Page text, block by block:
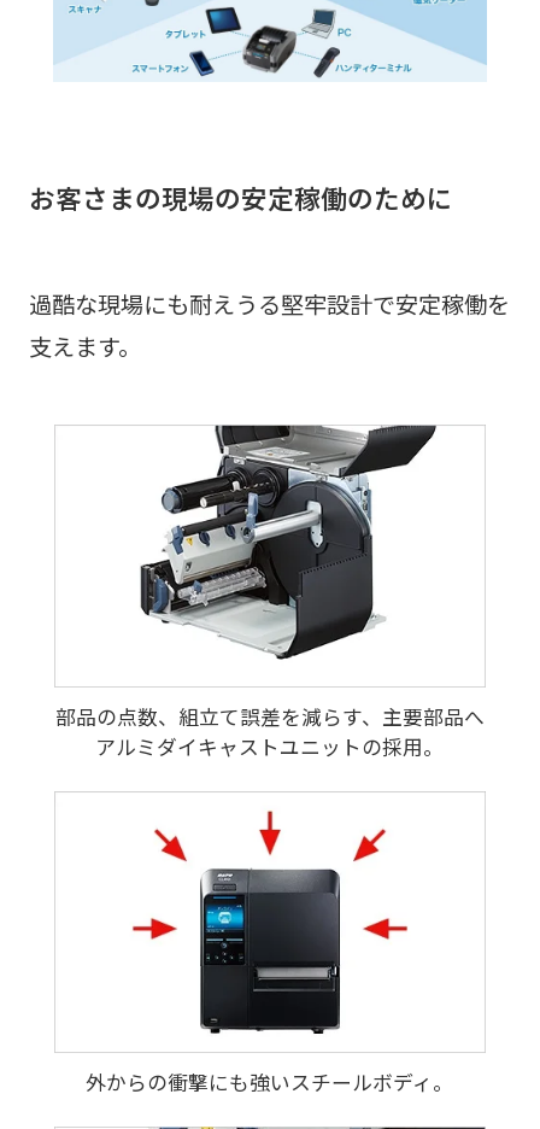
お客さまの現場の安定稼働のために
過酷な現場にも耐えうる堅牢設計で安定稼働を
支えます。
部品の点数、組立て誤差を減らす、主要部品へ
アルミダイキャストユニットの採用。
外からの衝撃にも強いスチールボディ。